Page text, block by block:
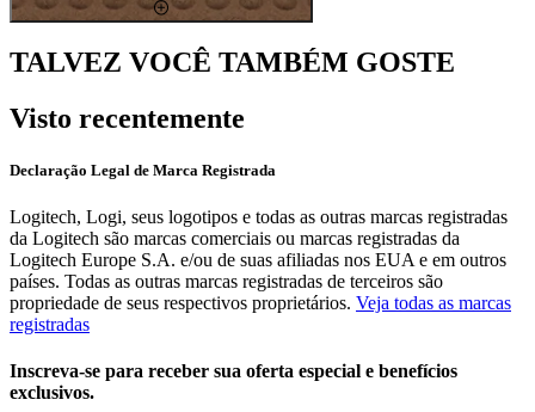
TALVEZ VOCÊ TAMBÉM GOSTE
Visto recentemente
Declaração Legal de Marca Registrada
Logitech, Logi, seus logotipos e todas as outras marcas registradas
da Logitech são marcas comerciais ou marcas registradas da
Logitech Europe S.A. e/ou de suas afiliadas nos EUA e em outros
países. Todas as outras marcas registradas de terceiros são
propriedade de seus respectivos proprietários. Veja todas as marcas
registradas
Inscreva-se para receber sua oferta especial e benefícios
exclusivos.